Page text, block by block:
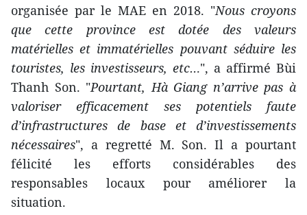
organisée par le MAE en 2018. "Nous croyons
que cette province est dotée des valeurs
matérielles et immatérielles pouvant séduire les
touristes, les investisseurs, etc…", a affirmé Bùi
Thanh Son. "Pourtant, Hà Giang n’arrive pas à
valoriser efficacement ses potentiels faute
d’infrastructures de base et d’investissements
nécessaires", a regretté M. Son. Il a pourtant
félicité les efforts considérables des
responsables locaux pour améliorer la
situation.